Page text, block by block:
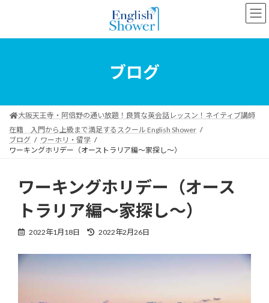
ン
ー
ブログ
大阪天王寺・阿倍野の通い放題！良質な英会話レッスン！ネイティブ講師
在籍 入門から上級まで満足するスクール English Shower
ブログ
ワーホリ・留学
ワーキングホリデー（オーストラリア編～家探し～）
ワーキングホリデー（オース
トラリア編～家探し～）
2022年1月18日
最
更
2022年2月26日